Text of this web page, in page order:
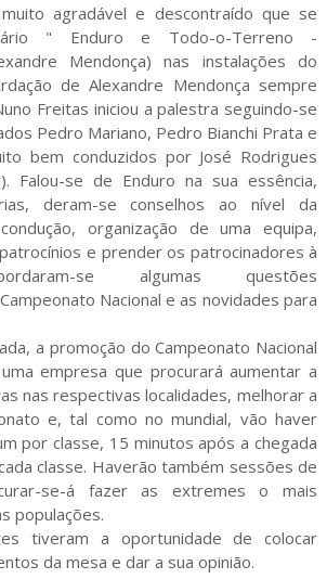
agradável e descontraído que se
" Enduro e Todo-o-Terreno -
Mendonça) nas instalações do
de Alexandre Mendonça sempre
Freitas iniciou a palestra seguindo-se
Pedro Mariano, Pedro Bianchi Prata e
bem conduzidos por José Rodrigues
Falou-se de Enduro na sua essência,
deram-se conselhos ao nível da
organização de uma equipa,
e prender os patrocinadores à
se algumas questões
Nacional e as novidades para
a promoção do Campeonato Nacional
empresa que procurará aumentar a
nas respectivas localidades, melhorar a
e, tal como no mundial, vão haver
por classe, 15 minutos após a chegada
classe. Haverão também sessões de
se-á fazer as extremes o mais
populações.
tiveram a oportunidade de colocar
da mesa e dar a sua opinião.